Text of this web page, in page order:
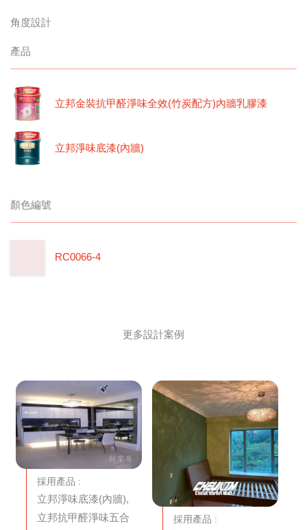
角度設計
產品
立邦金裝抗甲醛淨味全效(竹炭配方)內牆乳膠漆
立邦淨味底漆(內牆)
顏色編號
RC0066-4
更多設計案例
採用產品 :
立邦淨味底漆(內牆),
立邦抗甲醛淨味五合
採用產品 :